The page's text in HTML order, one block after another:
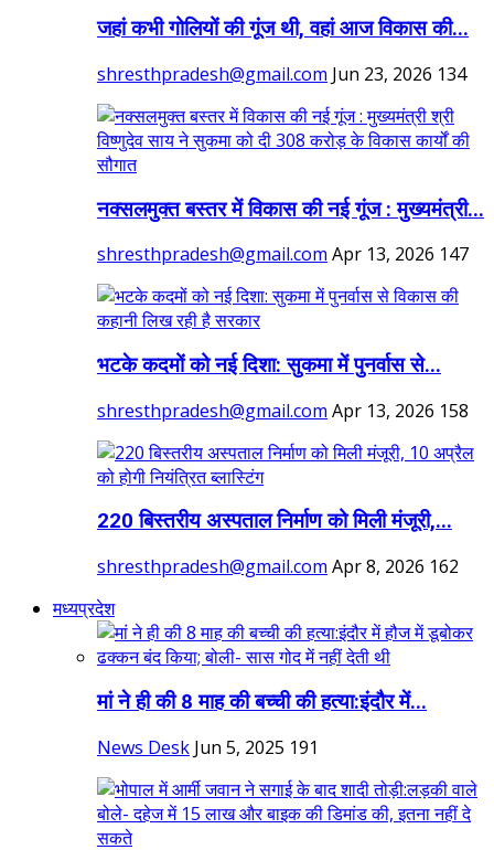
जहां कभी गोलियों की गूंज थी, वहां आज विकास की...
shresthpradesh@gmail.com Jun 23, 2026 134
नक्सलमुक्त बस्तर में विकास की नई गूंज : मुख्यमंत्री...
shresthpradesh@gmail.com Apr 13, 2026 147
भटके कदमों को नई दिशा: सुकमा में पुनर्वास से...
shresthpradesh@gmail.com Apr 13, 2026 158
220 बिस्तरीय अस्पताल निर्माण को मिली मंजूरी,...
shresthpradesh@gmail.com Apr 8, 2026 162
मध्यप्रदेश
मां ने ही की 8 माह की बच्ची की हत्या:इंदौर में...
News Desk Jun 5, 2025 191